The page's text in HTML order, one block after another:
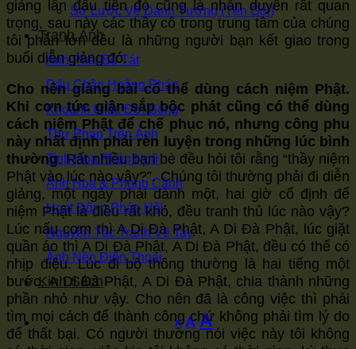
Sơ Lược Về Danh Tướng (Tên Gọi)
Tranh Ảnh
Ảnh Phật Bồ Tát
Dấu Chân Hoằng Pháp
Khoảnh khắc Đời Sống
Thư Pháp Trên Ảnh
Tinh Hoa Pháp Ngữ
Ảnh Hoa & Phong Cảnh
Hoạt Động Pháp Hội
Nguyên Tác Tranh Vẽ Tay
Ảnh Nền Điện Thoại
Kinh Sách
ADecrease
font
AReset
font
AIncrease
font
giảng lần đầu tiên đó cũng là nhân duyên rất quan
trọng, sau này các thầy cô trong trung tâm của chúng
tôi phần lớn đều là những người bạn kết giao trong
buổi diễn giảng đó.
Cho nên giảng bài có thể dùng cách niệm Phật.
Khi cơn tức giận sắp bộc phát cũng có thể dùng
cách niệm Phật để chế phục nó, nhưng công phu
này nhất định phải rèn luyện trong những lúc bình
thường. Rất nhiều bạn bè đều hỏi tôi rằng “thầy niệm
Phật vào lúc nào vậy?”. Chúng tôi thường phải đi diễn
giảng, một ngày phải dành một, hai giờ cố định để
niệm Phật là điều rất khó, đều tranh thủ lúc nào vậy?
Lúc nấu cơm thì A Di Đà Phật, A Di Đà Phật, lúc giặt
quần áo thì A Di Đà Phật, A Di Đà Phật, đều có thể có
nhịp điệu. Lúc đi bộ thông thường là hai tiếng một
bước, A Di Đà Phật, A Di Đà Phật, chia thành những
phần nhỏ như vậy. Cho nên đã là công việc thì phải
tìm mọi cách để thành công chứ không phải tìm lý do
để thất bại. Có người thường nói việc này tôi không